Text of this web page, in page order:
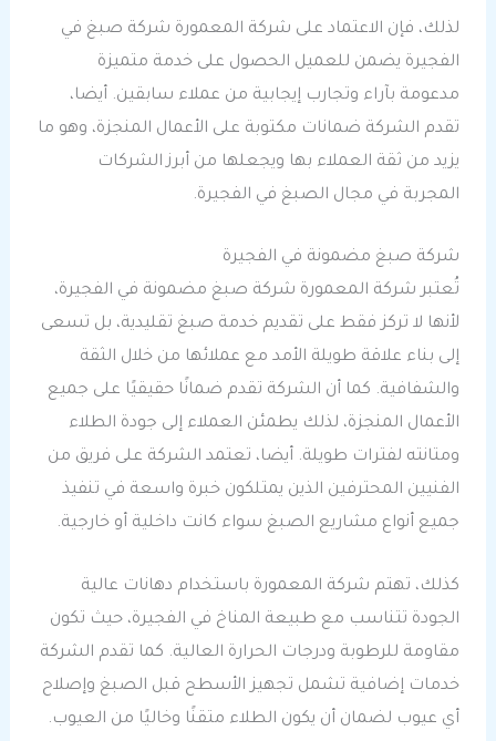
لذلك، فإن الاعتماد على شركة المعمورة شركة صبغ في
الفجيرة يضمن للعميل الحصول على خدمة متميزة
مدعومة بآراء وتجارب إيجابية من عملاء سابقين. أيضا،
تقدم الشركة ضمانات مكتوبة على الأعمال المنجزة، وهو ما
يزيد من ثقة العملاء بها ويجعلها من أبرز الشركات
المجربة في مجال الصبغ في الفجيرة.
شركة صبغ مضمونة في الفجيرة
تُعتبر شركة المعمورة شركة صبغ مضمونة في الفجيرة،
لأنها لا تركز فقط على تقديم خدمة صبغ تقليدية، بل تسعى
إلى بناء علاقة طويلة الأمد مع عملائها من خلال الثقة
والشفافية. كما أن الشركة تقدم ضمانًا حقيقيًا على جميع
الأعمال المنجزة، لذلك يطمئن العملاء إلى جودة الطلاء
ومتانته لفترات طويلة. أيضا، تعتمد الشركة على فريق من
الفنيين المحترفين الذين يمتلكون خبرة واسعة في تنفيذ
جميع أنواع مشاريع الصبغ سواء كانت داخلية أو خارجية.
كذلك، تهتم شركة المعمورة باستخدام دهانات عالية
الجودة تتناسب مع طبيعة المناخ في الفجيرة، حيث تكون
مقاومة للرطوبة ودرجات الحرارة العالية. كما تقدم الشركة
خدمات إضافية تشمل تجهيز الأسطح قبل الصبغ وإصلاح
أي عيوب لضمان أن يكون الطلاء متقنًا وخاليًا من العيوب.